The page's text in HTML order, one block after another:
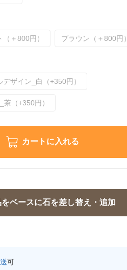
（＋800円） ブラウン（＋800円）
デザイン_白（+350円）
（+350円）
カートに入れる
可